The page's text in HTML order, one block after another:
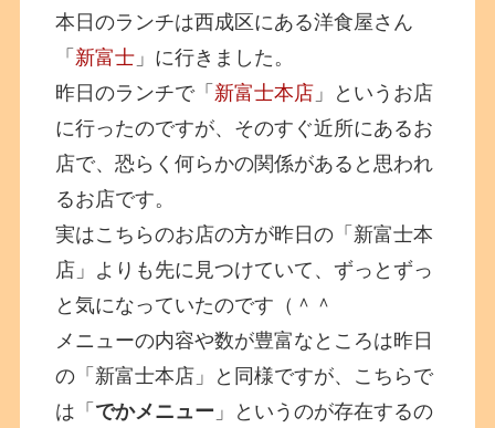
本日のランチは西成区にある洋食屋さん
「 新富士 」に行きました。
昨日のランチで「 新富士本店 」というお店
に行ったのですが、そのすぐ近所にあるお
店で、恐らく何らかの関係があると思われ
るお店です。
実はこちらのお店の方が昨日の「新富士本
店」よりも先に見つけていて、ずっとずっ
と気になっていたのです（＾＾
メニューの内容や数が豊富なところは昨日
の「新富士本店」と同様ですが、こちらで
は「 でかメニュー 」というのが存在するの